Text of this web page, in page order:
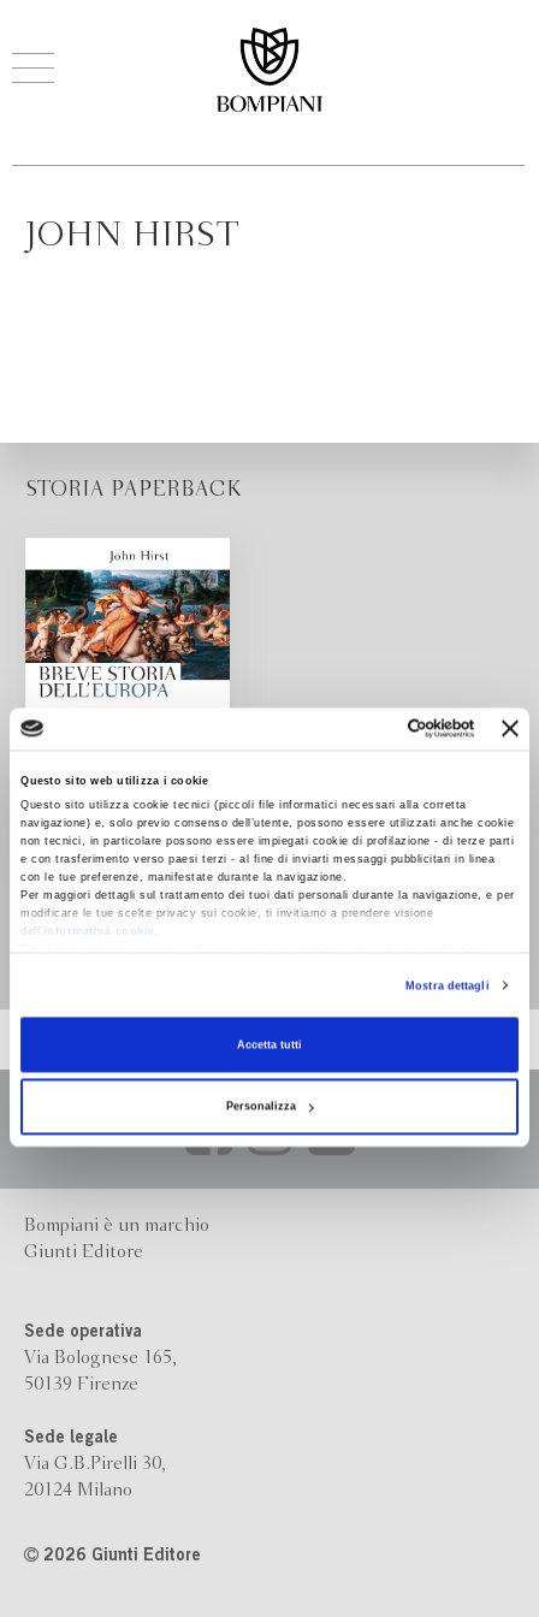
Questo sito web utilizza i cookie
Questo sito utilizza cookie tecnici (piccoli file informatici necessari alla corretta
navigazione) e, solo previo consenso dell’utente, possono essere utilizzati anche cookie
non tecnici, in particolare possono essere impiegati cookie di profilazione - di terze parti
e con trasferimento verso paesi terzi - al fine di inviarti messaggi pubblicitari in linea
con le tue preferenze, manifestate durante la navigazione.
Per maggiori dettagli sul trattamento dei tuoi dati personali durante la navigazione, e per
modificare le tue scelte privacy sui cookie, ti invitiamo a prendere visione
dell’
informativa cookie
RevocaMostra dettagli
Accetta tutti
Personalizza
JOHN HIRST
STORIA PAPERBACK
Breve storia
dell'Europa
Bompiani è un marchio
Giunti Editore
Sede operativa
Via Bolognese 165,
50139 Firenze
Sede legale
Via G.B.Pirelli 30,
20124 Milano
2026 Giunti Editore